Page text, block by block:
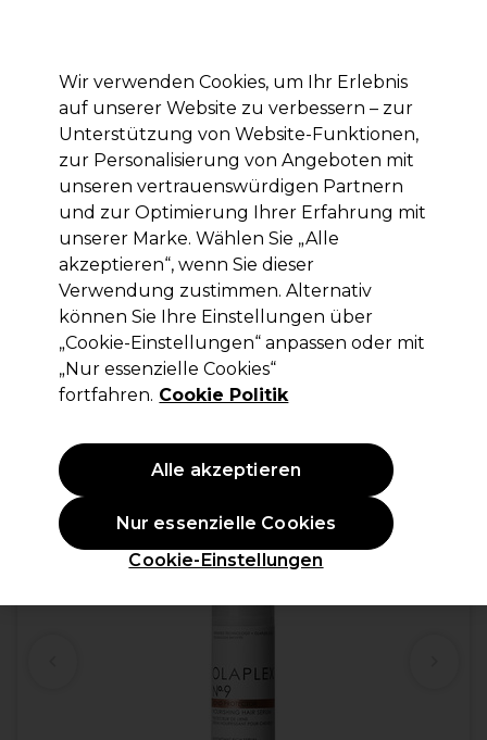
Anmelden
Marken Deals Haare Elektrogeräte Saloneinrichtung
Lieferung und Lieferzeiten
– mehr erfahren
Olaplex
Olaplex N°.9 Bond Protector
Pflegeserum 90 ml
(4)
17,70 € ohne MwSt. (PROFI-PREIS)
21,06 €inkl. MwSt.)| 19.67 € pro 100ml
ANGEBOT
Wir verwenden Cookies, um Ihr Erlebnis
auf unserer Website zu verbessern – zur
Unterstützung von Website-Funktionen,
zur Personalisierung von Angeboten mit
unseren vertrauenswürdigen Partnern
und zur Optimierung Ihrer Erfahrung mit
unserer Marke. Wählen Sie „Alle
akzeptieren“, wenn Sie dieser
Verwendung zustimmen. Alternativ
können Sie Ihre Einstellungen über
„Cookie-Einstellungen“ anpassen oder mit
„Nur essenzielle Cookies“
fortfahren. Cookie Politik
Cookie-Einstellungen
Nur essenzielle Cookies
Alle akzeptieren